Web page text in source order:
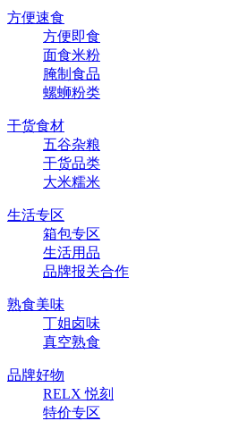
方便速食
方便即食
面食米粉
腌制食品
螺蛳粉类
干货食材
五谷杂粮
干货品类
大米糯米
生活专区
箱包专区
生活用品
品牌报关合作
熟食美味
丁姐卤味
真空熟食
品牌好物
RELX 悦刻
特价专区